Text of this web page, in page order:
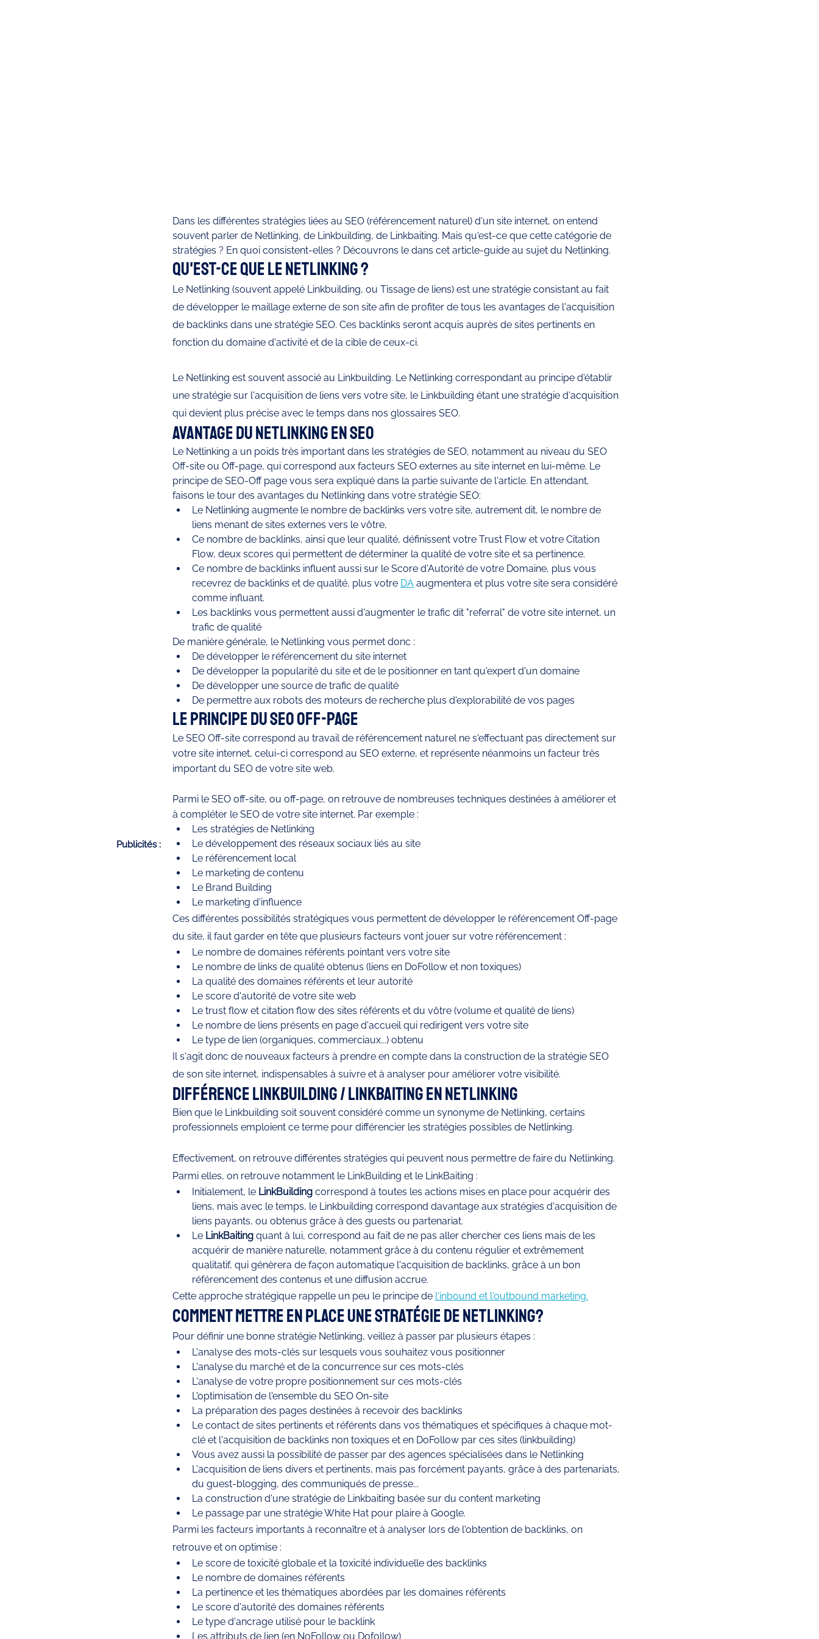
Dans les différentes stratégies liées au SEO (référencement naturel) d'un site internet, on entend
souvent parler de Netlinking, de Linkbuilding, de Linkbaiting. Mais qu'est-ce que cette catégorie de
stratégies ? En quoi consistent-elles ? Découvrons le dans cet article-guide au sujet du Netlinking.
Qu'est-ce que le Netlinking ?
Le Netlinking (souvent appelé Linkbuilding, ou Tissage de liens) est une stratégie consistant au fait
de développer le maillage externe de son site afin de profiter de tous les avantages de l'acquisition
de backlinks dans une stratégie SEO. Ces backlinks seront acquis auprès de sites pertinents en
fonction du domaine d'activité et de la cible de ceux-ci.
Le Netlinking est souvent associé au Linkbuilding. Le Netlinking correspondant au principe d'établir
une stratégie sur l'acquisition de liens vers votre site, le Linkbuilding étant une stratégie d'acquisition
qui devient plus précise avec le temps dans nos glossaires SEO.
Avantage du Netlinking en SEO
Le Netlinking a un poids très important dans les stratégies de SEO, notamment au niveau du SEO
Off-site ou Off-page, qui correspond aux facteurs SEO externes au site internet en lui-même. Le
principe de SEO-Off page vous sera expliqué dans la partie suivante de l'article. En attendant,
faisons le tour des avantages du Netlinking dans votre stratégie SEO:
Le Netlinking augmente le nombre de backlinks vers votre site, autrement dit, le nombre de
liens menant de sites externes vers le vôtre,
Ce nombre de backlinks, ainsi que leur qualité, définissent votre Trust Flow et votre Citation
Flow, deux scores qui permettent de déterminer la qualité de votre site et sa pertinence.
Ce nombre de backlinks influent aussi sur le Score d'Autorité de votre Domaine, plus vous
recevrez de backlinks et de qualité, plus votre DA augmentera et plus votre site sera considéré
comme influant.
Les backlinks vous permettent aussi d'augmenter le trafic dit "referral" de votre site internet, un
trafic de qualité
De manière générale, le Netlinking vous permet donc :
De développer le référencement du site internet
De développer la popularité du site et de le positionner en tant qu'expert d'un domaine
De développer une source de trafic de qualité
De permettre aux robots des moteurs de recherche plus d'explorabilité de vos pages
Le principe du SEO Off-page
Le SEO Off-site correspond au travail de référencement naturel ne s'effectuant pas directement sur
votre site internet, celui-ci correspond au SEO externe, et représente néanmoins un facteur très
important du SEO de votre site web.
Parmi le SEO off-site, ou off-page, on retrouve de nombreuses techniques destinées à améliorer et
à compléter le SEO de votre site internet. Par exemple :
Les stratégies de Netlinking
Le développement des réseaux sociaux liés au site
Le référencement local
Le marketing de contenu
Le Brand Building
Le marketing d'influence
Ces différentes possibilités stratégiques vous permettent de développer le référencement Off-page
du site, il faut garder en tête que plusieurs facteurs vont jouer sur votre référencement :
Le nombre de domaines référents pointant vers votre site
Le nombre de links de qualité obtenus (liens en DoFollow et non toxiques)
La qualité des domaines référents et leur autorité
Le score d'autorité de votre site web
Le trust flow et citation flow des sites référents et du vôtre (volume et qualité de liens)
Le nombre de liens présents en page d'accueil qui redirigent vers votre site
Le type de lien (organiques, commerciaux...) obtenu
Il s'agit donc de nouveaux facteurs à prendre en compte dans la construction de la stratégie SEO
de son site internet, indispensables à suivre et à analyser pour améliorer votre visibilité.
Différence Linkbuilding / Linkbaiting en Netlinking
Bien que le Linkbuilding soit souvent considéré comme un synonyme de Netlinking, certains
professionnels emploient ce terme pour différencier les stratégies possibles de Netlinking.
Effectivement, on retrouve différentes stratégies qui peuvent nous permettre de faire du Netlinking.
Parmi elles, on retrouve notamment le LinkBuilding et le LinkBaiting :
Initialement, le LinkBuilding correspond à toutes les actions mises en place pour acquérir des
liens, mais avec le temps, le Linkbuilding correspond davantage aux stratégies d'acquisition de
liens payants, ou obtenus grâce à des guests ou partenariat.
Le LinkBaiting quant à lui, correspond au fait de ne pas aller chercher ces liens mais de les
acquérir de manière naturelle, notamment grâce à du contenu régulier et extrêmement
qualitatif, qui génèrera de façon automatique l'acquisition de backlinks, grâce à un bon
référencement des contenus et une diffusion accrue.
Cette approche stratégique rappelle un peu le principe de l'inbound et l'outbound marketing.
Comment mettre en place une stratégie de Netlinking?
Pour définir une bonne stratégie Netlinking, veillez à passer par plusieurs étapes :
L'analyse des mots-clés sur lesquels vous souhaitez vous positionner
L'analyse du marché et de la concurrence sur ces mots-clés
L'analyse de votre propre positionnement sur ces mots-clés
L'optimisation de l'ensemble du SEO On-site
La préparation des pages destinées à recevoir des backlinks
Le contact de sites pertinents et référents dans vos thématiques et spécifiques à chaque mot-
clé et l'acquisition de backlinks non toxiques et en DoFollow par ces sites (linkbuilding)
Vous avez aussi la possibilité de passer par des agences spécialisées dans le Netlinking
L'acquisition de liens divers et pertinents, mais pas forcément payants, grâce à des partenariats,
du guest-blogging, des communiqués de presse...
La construction d'une stratégie de Linkbaiting basée sur du content marketing
Le passage par une stratégie White Hat pour plaire à Google.
Parmi les facteurs importants à reconnaître et à analyser lors de l'obtention de backlinks, on
retrouve et on optimise :
Le score de toxicité globale et la toxicité individuelle des backlinks
Le nombre de domaines référents
La pertinence et les thématiques abordées par les domaines référents
Le score d'autorité des domaines référents
Le type d'ancrage utilisé pour le backlink
Les attributs de lien (en NoFollow ou Dofollow)
Publicités :